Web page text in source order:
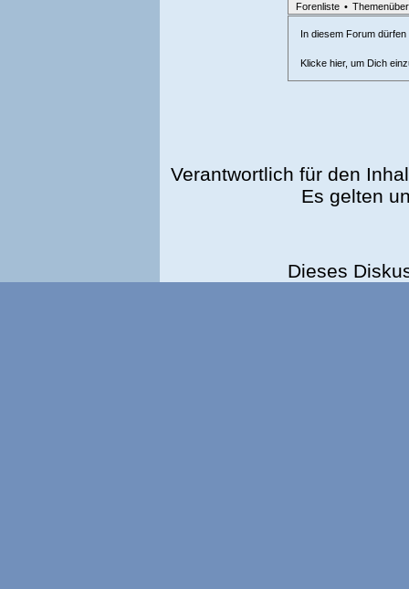
Forenliste •
In diesem Forum
Klicke hier, um Dich
Verantwortlich für den
Es gelten
Dieses